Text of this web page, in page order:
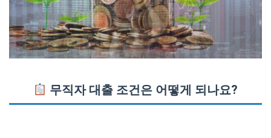
무직자 대출 조건은 어떻게 되나요?